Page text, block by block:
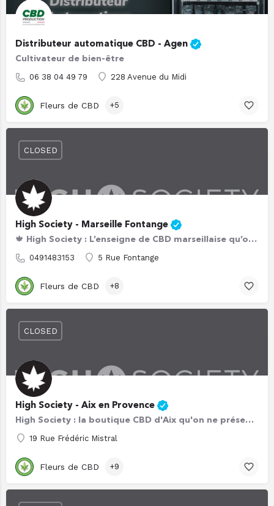
Distributeur automatique CBD - Agen
Cultivateur de bien-être
06 38 04 49 79 228 Avenue du Midi
Fleurs de CBD +5
High Society - Marseille Fontange
🍁 High Society : L’enseigne de CBD marseillaise qu’on ne présente plus ! Quoi ? Vous n’avez jamais…
0491483153 5 Rue Fontange
CLOSED
Fleurs de CBD +8
High Society - Aix en Provence
High Society : la boutique CBD d'Aix qu'on ne présente plus ! 🍁 En bordure du centre-ville – très…
19 Rue Frédéric Mistral
CLOSED
Fleurs de CBD +9